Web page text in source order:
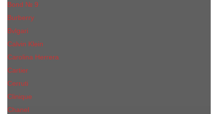
Bond № 9
Burberry
Bvlgari
Calvin Klein
Carolina Herrera
Cartier
Cerruti
Сliniquе
Chanel